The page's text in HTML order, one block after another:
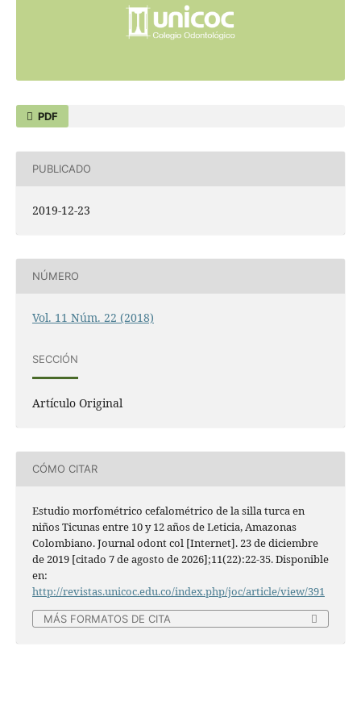
PDF
PUBLICADO
2019-12-23
NÚMERO
Vol. 11 Núm. 22 (2018)
SECCIÓN
Artí­culo Original
CÓMO CITAR
Estudio morfométrico cefalométrico de la silla turca en
niños Ticunas entre 10 y 12 años de Leticia, Amazonas
Colombiano. Journal odont col [Internet]. 23 de diciembre
de 2019 [citado 7 de agosto de 2026];11(22):22-35. Disponible
en:
http://revistas.unicoc.edu.co/index.php/joc/article/view/391
MÁS FORMATOS DE CITA